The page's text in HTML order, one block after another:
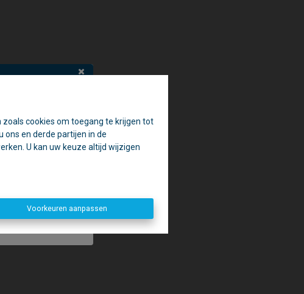
cookies om toegang te krijgen tot
en derde partijen in de
U kan uw keuze altijd wijzigen
Voorkeuren aanpassen
afspraak.